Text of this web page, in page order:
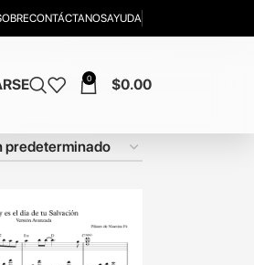
CONTÁCTANOSAYUDA
0 $0.00